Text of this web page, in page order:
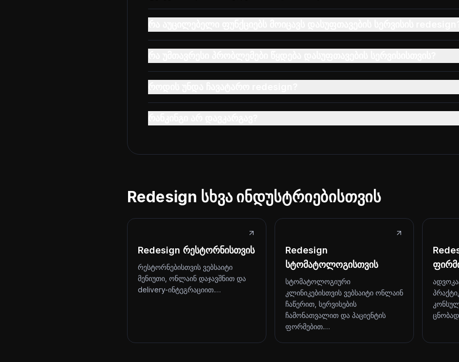
Redesign სხვა ინდუსტრიებისთვის
Redesign რესტორნისთვის
რესტორნებისთვის ვებსაიტი
მენიუთი, ონლაინ დაჯავშნით და
delivery-ინტეგრაციით.…
Redesign
სტომატოლოგისთვის
სტომატოლოგიური
კლინიკებისთვის ვებსაიტი ონლაინ
ჩაწერით, სერვისების
ჩამონათვალით და პაციენტის
ფორმებით.…